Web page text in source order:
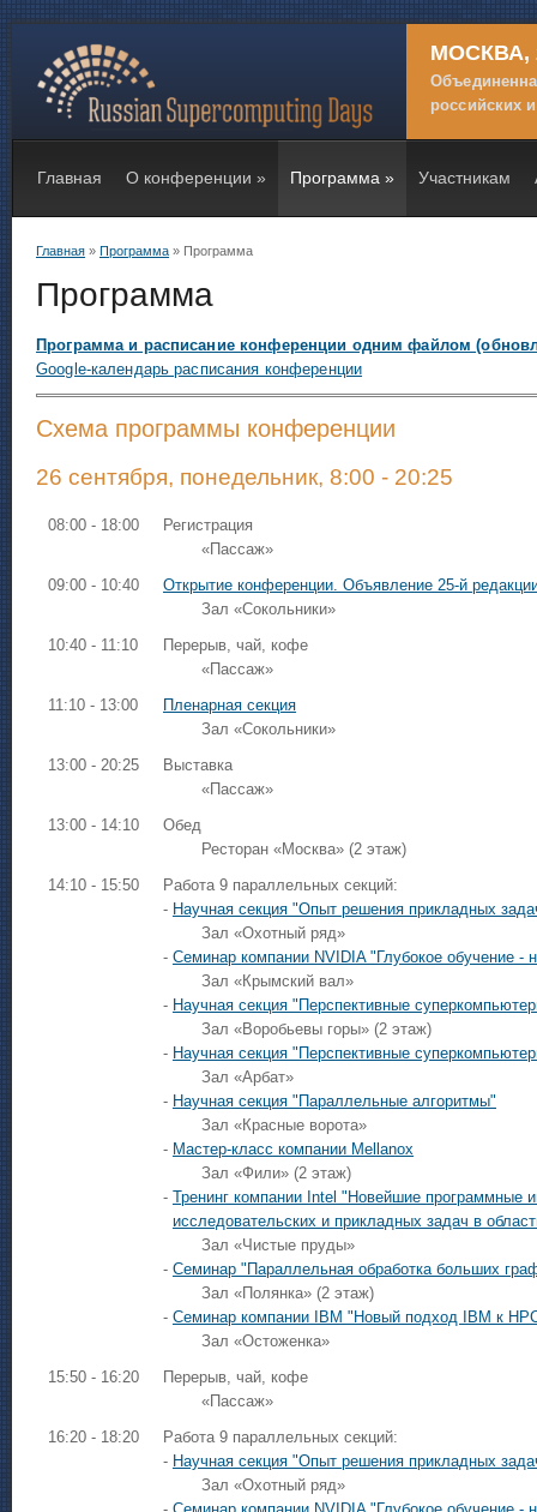
МОСКВА,
российских
Главная О конференции » Программа » Участникам
Главная » Программа » Программа
Программа
Программа и расписание конференции одним файлом
Google-календарь расписания конференции
Схема программы конференции
26 сентября, понедельник, 8:00 - 20:25
08:00 - 18:00
Регистрация
«Пассаж»
09:00 - 10:40
Открытие конференции. Объявление 25-й
Зал «Сокольники»
10:40 - 11:10
Перерыв, чай, кофе
«Пассаж»
11:10 - 13:00
Пленарная секция
Зал «Сокольники»
13:00 - 20:25
Выставка
«Пассаж»
13:00 - 14:10
Обед
Ресторан «Москва» (2 этаж)
14:10 - 15:50
Работа 9 параллельных секций:
- Научная секция "Опыт решения прикладных
Зал «Охотный ряд»
- Семинар компании NVIDIA "Глубокое обучение -
Зал «Крымский вал»
- Научная секция "Перспективные
Зал «Воробьевы горы» (2 этаж)
- Научная секция "Перспективные
Зал «Арбат»
- Научная секция "Параллельные алгоритмы"
Зал «Красные ворота»
- Мастер-класс компании Mellanox
Зал «Фили» (2 этаж)
- Тренинг компании Intel "Новейшие программные
исследовательских и прикладных задач в
Зал «Чистые пруды»
- Семинар "Параллельная обработка больших
Зал «Полянка» (2 этаж)
- Семинар компании IBM "Новый подход IBM к
Зал «Остоженка»
15:50 - 16:20
Перерыв, чай, кофе
«Пассаж»
16:20 - 18:20
Работа 9 параллельных секций:
- Научная секция "Опыт решения прикладных
Зал «Охотный ряд»
- Семинар компании NVIDIA "Глубокое обучение -